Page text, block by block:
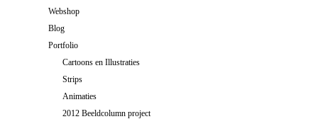
Webshop
Blog
Portfolio
Cartoons en Illustraties
Strips
Animaties
2012 Beeldcolumn project